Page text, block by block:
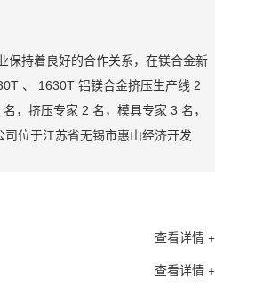
保持着良好的合作关系，在镁合金新
、 1630T 铝镁合金挤压生产线 2
，挤压专家 2 名，模具专家 3 名，
位于江苏省无锡市惠山经济开发
查看详情 +
查看详情 +